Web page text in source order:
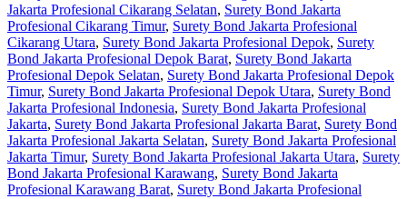
Jakarta Profesional Cikarang Selatan, Surety Bond Jakarta
Profesional Cikarang Timur, Surety Bond Jakarta Profesional
Cikarang Utara, Surety Bond Jakarta Profesional Depok, Surety
Bond Jakarta Profesional Depok Barat, Surety Bond Jakarta
Profesional Depok Selatan, Surety Bond Jakarta Profesional Depok
Timur, Surety Bond Jakarta Profesional Depok Utara, Surety Bond
Jakarta Profesional Indonesia, Surety Bond Jakarta Profesional
Jakarta, Surety Bond Jakarta Profesional Jakarta Barat, Surety Bond
Jakarta Profesional Jakarta Selatan, Surety Bond Jakarta Profesional
Jakarta Timur, Surety Bond Jakarta Profesional Jakarta Utara, Surety
Bond Jakarta Profesional Karawang, Surety Bond Jakarta
Profesional Karawang Barat, Surety Bond Jakarta Profesional